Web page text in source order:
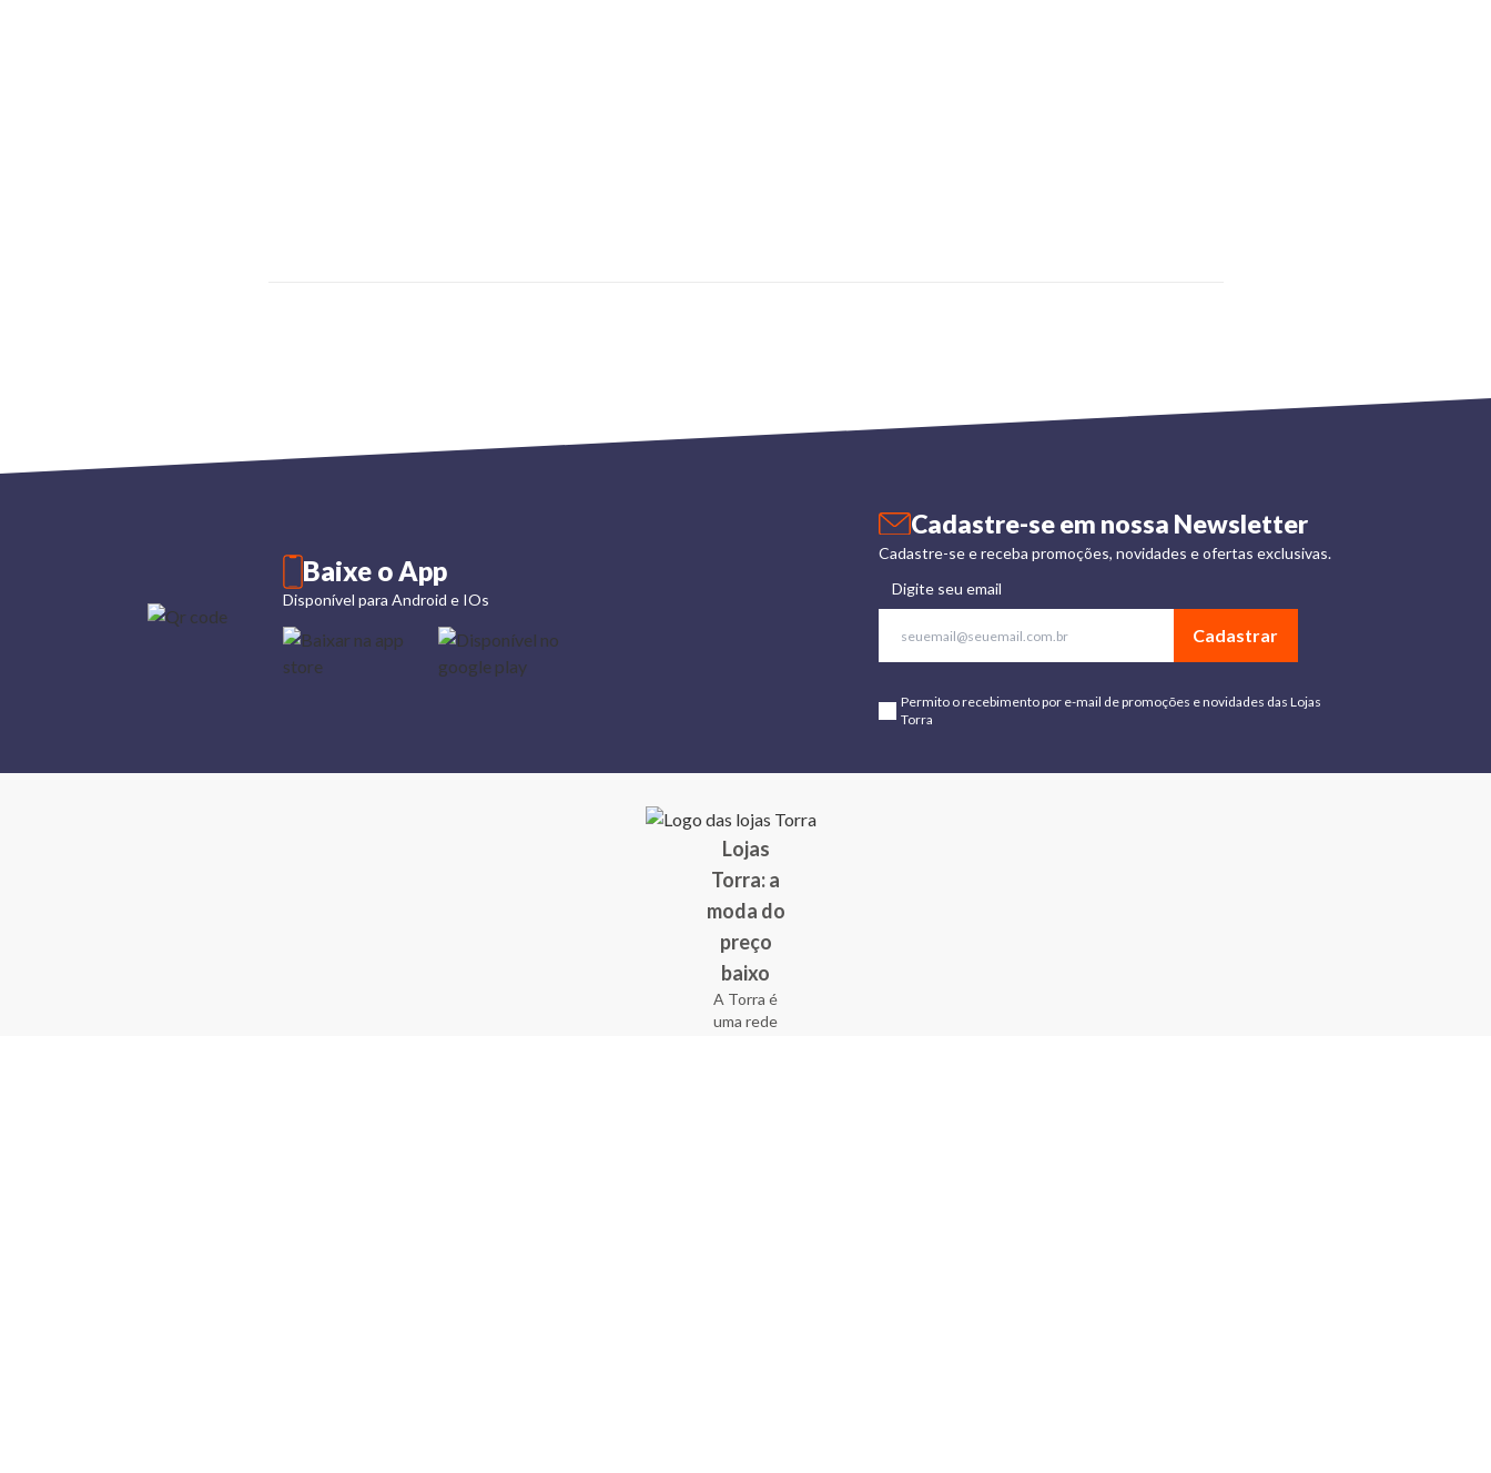
Cadastre-se em nossa Newsletter
Cadastre-se e receba promoções, novidades e ofertas exclusivas.
Digite seu email
Cadastrar
Permito o recebimento por e-mail de promoções e novidades das Lojas
Torra
Baixe o App
Disponível para Android e IOs
Lojas
Torra: a
moda do
preço
baixo
A Torra é
uma rede